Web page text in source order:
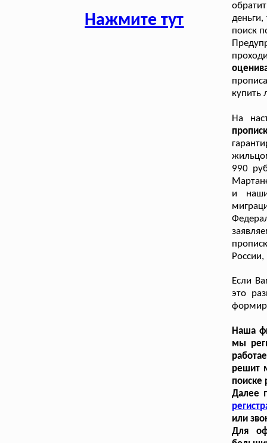
Нажмите тут
поиск
купить
На
990
и
Если
это
Наша
мы
решит
поиске
Далее
или
Для